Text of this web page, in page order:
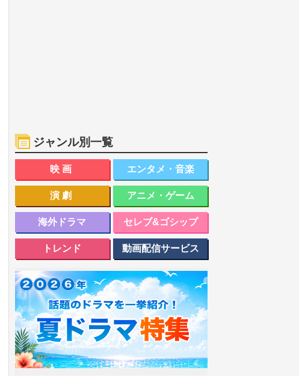
ジャンル別一覧
映画 エンタメ・音楽
演劇 アニメ・ゲーム
海外ドラマ セレブ&ゴシップ
トレンド 動画配信サービス